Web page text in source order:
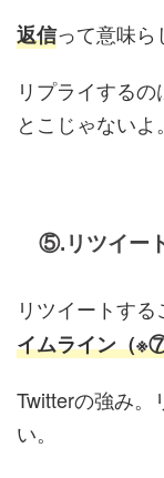
返信って意味ら
リプライする
とこじゃないよ。
⑤.リツイー
リツイートする
イムライン（
Twitterの強み。
い。